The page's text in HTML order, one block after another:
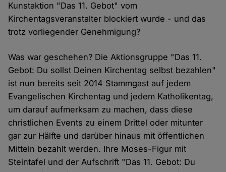
Kunstaktion "Das 11. Gebot" vom
Kirchentagsveranstalter blockiert wurde - und das
trotz vorliegender Genehmigung?
Was war geschehen? Die Aktionsgruppe "Das 11.
Gebot: Du sollst Deinen Kirchentag selbst bezahlen"
ist nun bereits seit 2014 Stammgast auf jedem
Evangelischen Kirchentag und jedem Katholikentag,
um darauf aufmerksam zu machen, dass diese
christlichen Events zu einem Drittel oder mitunter
gar zur Hälfte und darüber hinaus mit öffentlichen
Mitteln bezahlt werden. Ihre Moses-Figur mit
Steintafel und der Aufschrift "Das 11. Gebot: Du